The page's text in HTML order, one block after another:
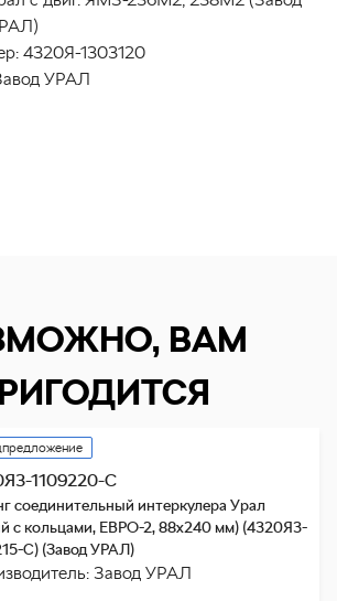
4320Я-1303120
УРАЛ
ВАМ
1109220-С
соединительный интеркулера Урал
с кольцами, ЕВРО-2, 88х240 мм) (4320Я3-
С) (Завод УРАЛ)
Завод УРАЛ